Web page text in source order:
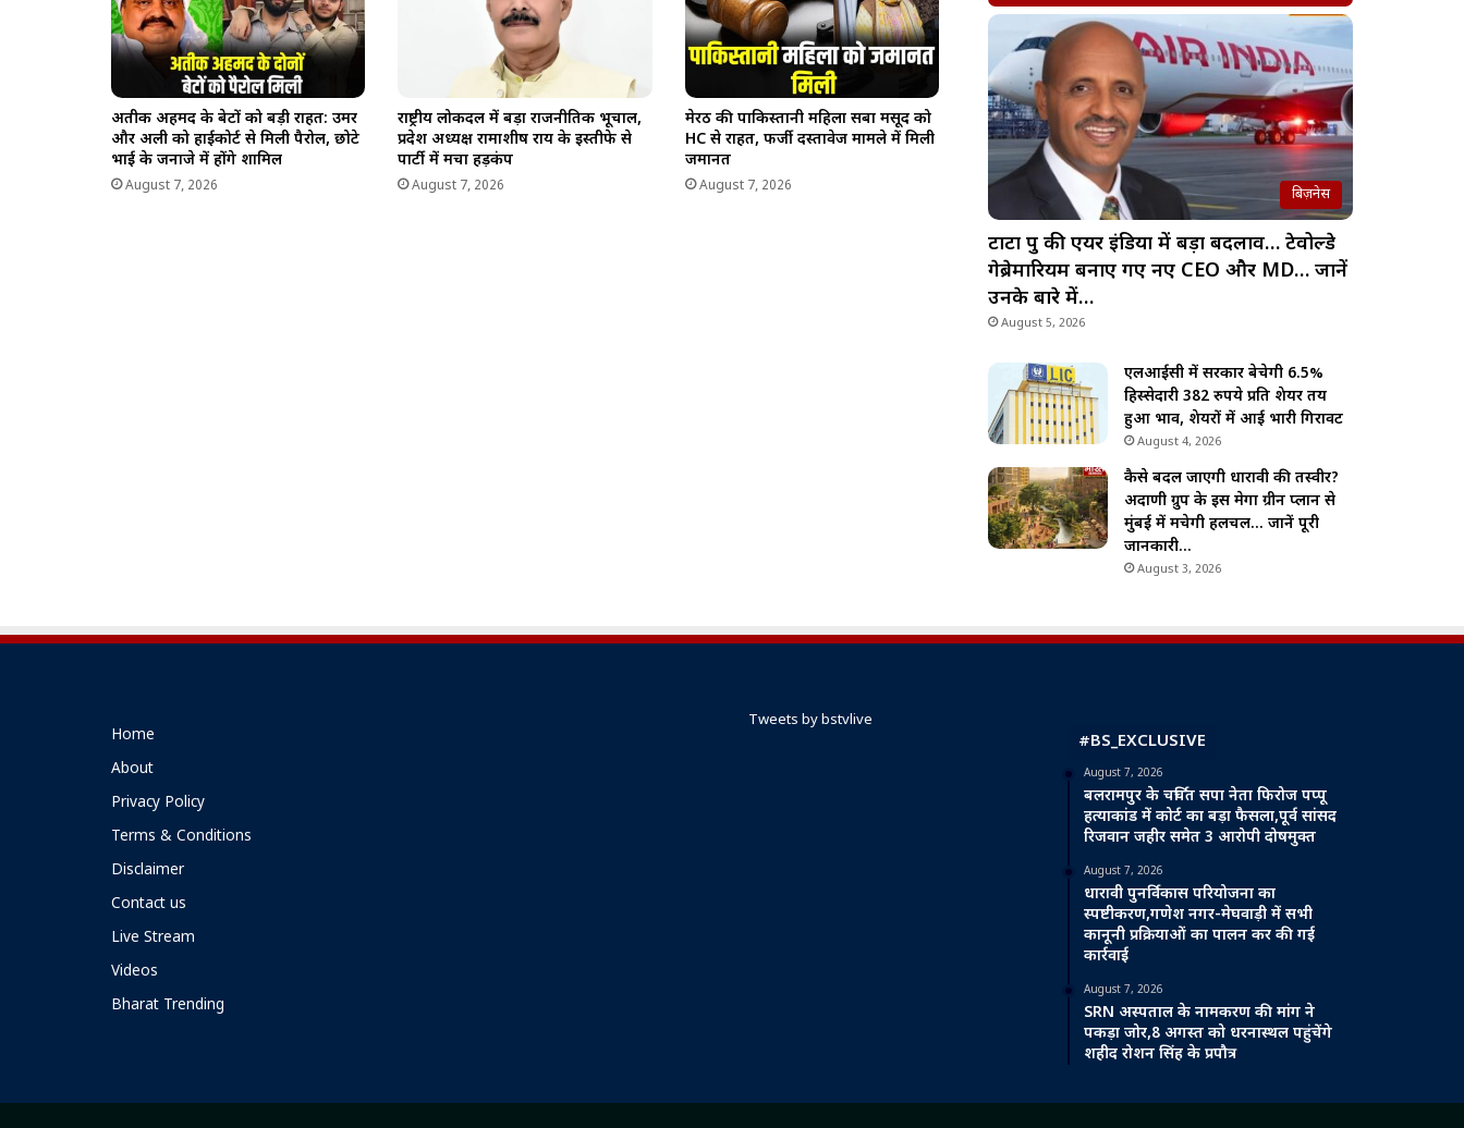
अतीक अहमद के बेटों को बड़ी राहत: उमर
और अली को हाईकोर्ट से मिली पैरोल, छोटे
भाई के जनाजे में होंगे शामिल
August 7, 2026
राष्ट्रीय लोकदल में बड़ा राजनीतिक भूचाल,
प्रदेश अध्यक्ष रामाशीष राय के इस्तीफे से
पार्टी में मचा हड़कंप
August 7, 2026
मेरठ की पाकिस्तानी महिला सबा मसूद को
HC से राहत, फर्जी दस्तावेज मामले में मिली
जमानत
August 7, 2026 बिज़नेस
टाटा ग्रुप की एयर इंडिया में बड़ा बदलाव… टेवोल्डे
गेब्रेमारियम बनाए गए नए CEO और MD… जानें
उनके बारे में…
August 5, 2026
एलआईसी में सरकार बेचेगी 6.5%
हिस्सेदारी 382 रुपये प्रति शेयर तय
हुआ भाव, शेयरों में आई भारी गिरावट
August 4, 2026
कैसे बदल जाएगी धारावी की तस्वीर?
अदाणी ग्रुप के इस मेगा ग्रीन प्लान से
मुंबई में मचेगी हलचल… जानें पूरी
जानकारी…
August 3, 2026
Home
About
Privacy Policy
Terms & Conditions
Disclaimer
Contact us
Live Stream
Videos
Bharat Trending
Tweets by bstvlive
#BS_EXCLUSIVE
August 7, 2026
बलरामपुर के चर्चित सपा नेता फिरोज पप्पू
हत्याकांड में कोर्ट का बड़ा फैसला,पूर्व सांसद
रिजवान जहीर समेत 3 आरोपी दोषमुक्त
August 7, 2026
धारावी पुनर्विकास परियोजना का
स्पष्टीकरण,गणेश नगर-मेघवाड़ी में सभी
कानूनी प्रक्रियाओं का पालन कर की गई
कार्रवाई
August 7, 2026
SRN अस्पताल के नामकरण की मांग ने
पकड़ा जोर,8 अगस्त को धरनास्थल पहुंचेंगे
शहीद रोशन सिंह के प्रपौत्र